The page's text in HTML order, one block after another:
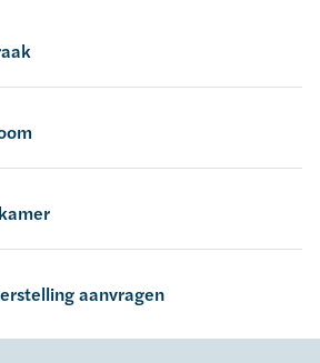
aanvragen